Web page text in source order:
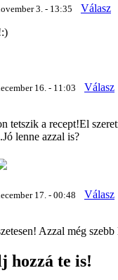
3. - 13:35
Válasz
16. - 11:03 Válasz
tetszik a recept!El
lenne azzal is?
17. - 00:48 Válasz
Azzal még
hozzá te is!